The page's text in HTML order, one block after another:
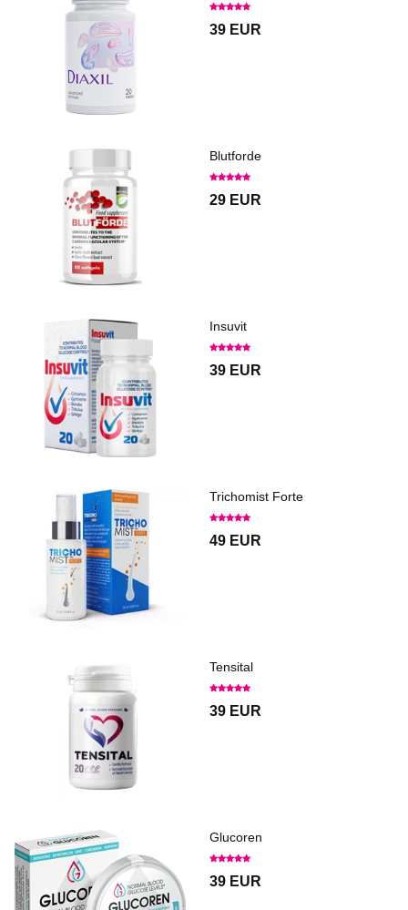
39 EUR
Blutforde
29 EUR
Insuvit
39 EUR
Trichomist Forte
49 EUR
Tensital
39 EUR
Glucoren
39 EUR